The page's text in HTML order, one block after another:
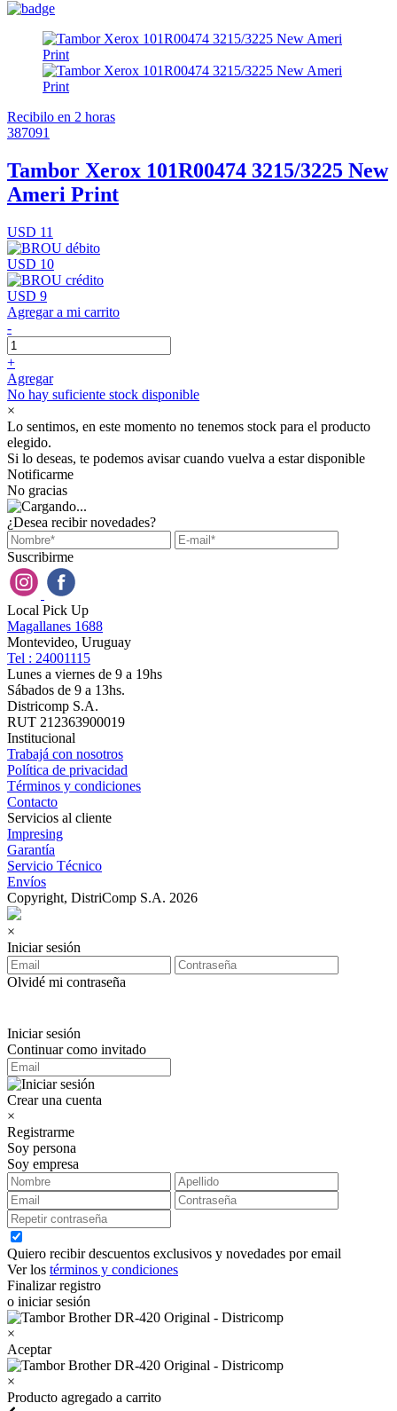
Recibilo en 2 horas
387091
Tambor Xerox 101R00474 3215/3225 New
Ameri Print
USD 11
USD 10
USD 9
Agregar a mi carrito
-
+
Agregar
No hay suficiente stock disponible
×
Lo sentimos, en este momento no tenemos stock para el producto
elegido.
Si lo deseas, te podemos avisar cuando vuelva a estar disponible
Notificarme
No gracias
¿Desea recibir novedades?
Suscribirme
Local Pick Up
Magallanes 1688
Montevideo, Uruguay
Tel : 24001115
Lunes a viernes de 9 a 19hs
Sábados de 9 a 13hs.
Districomp S.A.
RUT 212363900019
Institucional
Trabajá con nosotros
Política de privacidad
Términos y condiciones
Contacto
Servicios al cliente
Impresing
Garantía
Servicio Técnico
Envíos
Copyright, DistriComp S.A. 2026
×
Iniciar sesión
Olvidé mi contraseña
Iniciar sesión
Continuar como invitado
Crear una cuenta
×
Registrarme
Soy persona
Soy empresa
Quiero recibir descuentos exclusivos y novedades por email
Ver los términos y condiciones
Finalizar registro
o iniciar sesión
×
Aceptar
×
Producto agregado a carrito